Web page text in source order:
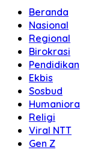
Beranda
Nasional
Regional
Birokrasi
Pendidikan
Ekbis
Sosbud
Humaniora
Religi
Viral NTT
Gen Z